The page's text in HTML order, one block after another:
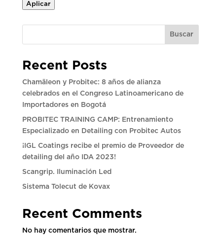
Aplicar
Buscar
Recent Posts
Chamäleon y Probitec: 8 años de alianza
celebrados en el Congreso Latinoamericano de
Importadores en Bogotá
PROBITEC TRAINING CAMP: Entrenamiento
Especializado en Detailing con Probitec Autos
¡IGL Coatings recibe el premio de Proveedor de
detailing del año IDA 2023!
Scangrip. Iluminación Led
Sistema Tolecut de Kovax
Recent Comments
No hay comentarios que mostrar.